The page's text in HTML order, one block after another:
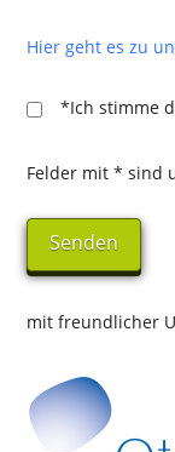
Hier geht es zu
*Ich stimme
Felder mit * sind
mit freundlicher